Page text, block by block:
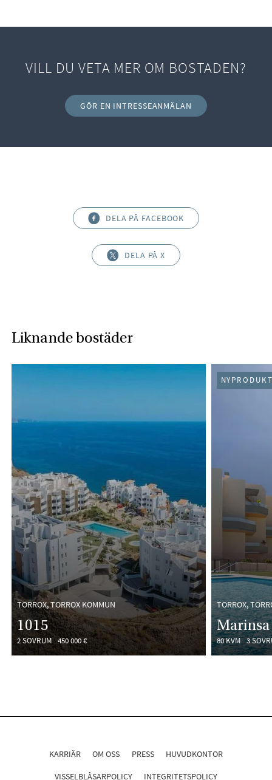
VILL DU VETA MER OM BOSTADEN?
GÖR EN INTRESSEANMÄLAN
DELA PÅ FACEBOOK
DELA PÅ X
Liknande bostäder
TORROX, TORROX KOMMUN
1015
2 SOVRUM 450 000 €
TORROX,
80 KVM 3
KARRIÄR OM OSS PRESS HUVUDKONTOR
VISSELBLÅSARPOLICY INTEGRITETSPOLICY